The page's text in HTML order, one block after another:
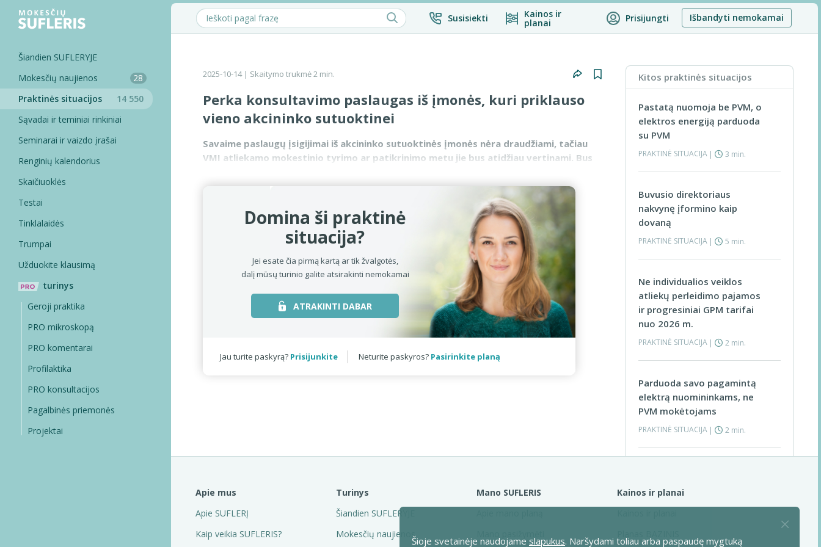
Šiandien SUFLERYJE
Mokesčių naujienos
28
Praktinės situacijos
14 550
Sąvadai ir teminiai rinkiniai
Seminarai ir vaizdo įrašai
Renginių kalendorius
Skaičiuoklės
Testai
Tinklalaidės
Trumpai
Užduokite klausimą
turinys
Geroji praktika
PRO mikroskopą
PRO komentarai
Profilaktika
PRO konsultacijos
Pagalbinės priemonės
Projektai
Susisiekti Kainos ir
planai Prisijungti Išbandyti nemokamai
2025-10-14| Skaitymo trukmė 2 min.
Perka konsultavimo paslaugas iš įmonės, kuri priklauso
vieno akcininko sutuoktinei
Savaime paslaugų įsigijimai iš akcininko sutuoktinės įmonės nėra draudžiami, tačiau
VMI atliekamo mokestinio tyrimo ar patikrinimo metu jie bus atidžiau vertinami. Bus
Domina ši praktinė
situacija?
Jei esate čia pirmą kartą ar tik žvalgotės,
dalį mūsų turinio galite atsirakinti nemokamai
ATRAKINTI DABAR
Jau turite paskyrą? Prisijunkite Neturite paskyros? Pasirinkite planą
Kitos praktinės situacijos
Pastatą nuomoja be PVM, o
elektros energiją parduoda
su PVM
PRAKTINĖ SITUACIJA | 3 min.
Buvusio direktoriaus
nakvynę įformino kaip
dovaną
PRAKTINĖ SITUACIJA | 5 min.
Ne individualios veiklos
atliekų perleidimo pajamos
ir progresiniai GPM tarifai
nuo 2026 m.
PRAKTINĖ SITUACIJA | 2 min.
Parduoda savo pagamintą
elektrą nuomininkams, ne
PVM mokėtojams
PRAKTINĖ SITUACIJA | 2 min.
kuponus
Visos praktinės situacijos >
Apie mus
Apie SUFLERĮ
Kaip veikia SUFLERIS?
Turinys
Šiandien SUFLERYJE
Mokesčių naujienos
Mano SUFLERIS
Kainos ir planai
Šioje svetainėje naudojame slapukus. Naršydami toliau arba paspaudę mygtuką